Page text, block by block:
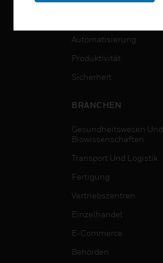
Automatisierung
Produktivität
Sicherheit
BRANCHEN
Gesundheitswesen Und
Biowissenschaften
Transport Und Logistik
Fertigung
Vertriebszentren
Einzelhandel
E-Commerce
Behörden